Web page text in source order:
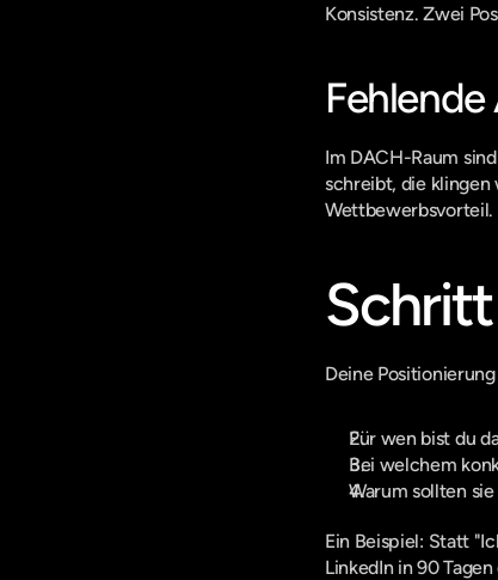
Konsistenz. Zwei
Im DACH-Raum
schreibt, die klingen
Wettbewerbsvorteil.
Deine
Für wen bist du
Bei welchem
Warum sollten
Ein Beispiel: Statt
LinkedIn in 90